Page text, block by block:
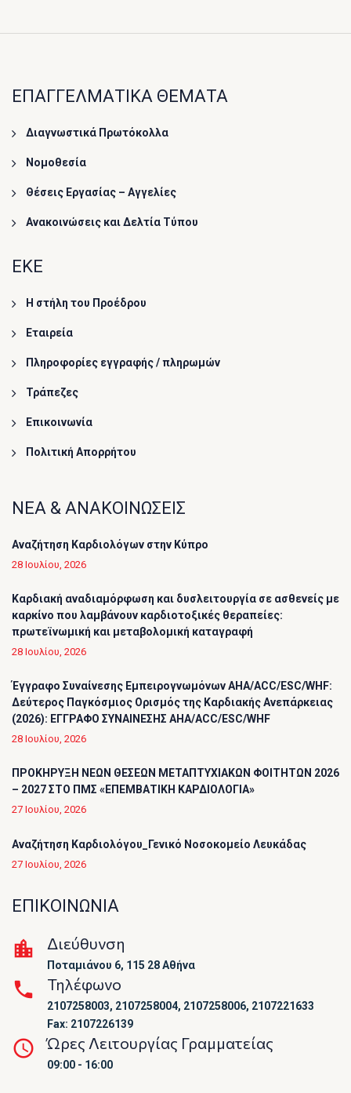
ΕΠΑΓΓΕΛΜΑΤΙΚΑ ΘΕΜΑΤΑ
Διαγνωστικά Πρωτόκολλα
Νομοθεσία
Θέσεις Εργασίας – Αγγελίες
Ανακοινώσεις και Δελτία Τύπου
ΕΚΕ
Η στήλη του Προέδρου
Εταιρεία
Πληροφορίες εγγραφής / πληρωμών
Τράπεζες
Επικοινωνία
Πολιτική Απορρήτου
ΝΕΑ & ΑΝΑΚΟΙΝΩΣΕΙΣ
Αναζήτηση Καρδιολόγων στην Κύπρο
28 Ιουλίου, 2026
Καρδιακή αναδιαμόρφωση και δυσλειτουργία σε ασθενείς με
καρκίνο που λαμβάνουν καρδιοτοξικές θεραπείες:
πρωτεϊνωμική και μεταβολομική καταγραφή
28 Ιουλίου, 2026
Έγγραφο Συναίνεσης Εμπειρογνωμόνων AHA/ACC/ESC/WHF:
Δεύτερος Παγκόσμιος Ορισμός της Καρδιακής Ανεπάρκειας
(2026): ΕΓΓΡΑΦΟ ΣΥΝΑΙΝΕΣΗΣ AHA/ACC/ESC/WHF
28 Ιουλίου, 2026
ΠΡΟΚΗΡΥΞΗ ΝΕΩΝ ΘΕΣΕΩΝ ΜΕΤΑΠΤΥΧΙΑΚΩΝ ΦΟΙΤΗΤΩΝ 2026
– 2027 ΣΤΟ ΠΜΣ «ΕΠΕΜΒΑΤΙΚΗ ΚΑΡΔΙΟΛΟΓΙΑ»
27 Ιουλίου, 2026
Αναζήτηση Καρδιολόγου_Γενικό Νοσοκομείο Λευκάδας
27 Ιουλίου, 2026
ΕΠΙΚΟΙΝΩΝΙΑ
Διεύθυνση
Ποταμιάνου 6, 115 28 Αθήνα
Τηλέφωνο
2107258003, 2107258004, 2107258006, 2107221633
Fax: 2107226139
Ώρες Λειτουργίας Γραμματείας
09:00 - 16:00